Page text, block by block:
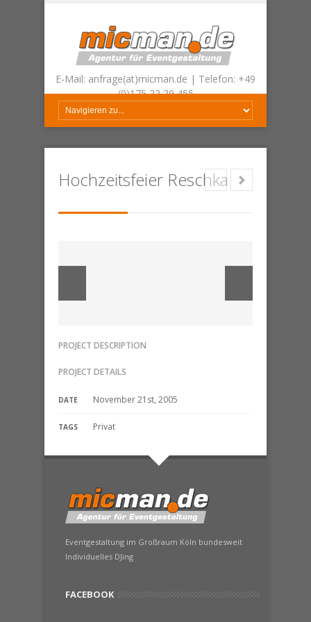
E-Mail: anfrage(at)micman.de | Telefon: +49
(0)175 22 29 455
Hochzeitsfeier Reschka
PROJECT DESCRIPTION
PROJECT DETAILS
DATE November 21st, 2005
TAGS Privat
Eventgestaltung im Großraum Köln bundesweit
Individuelles DJing
FACEBOOK